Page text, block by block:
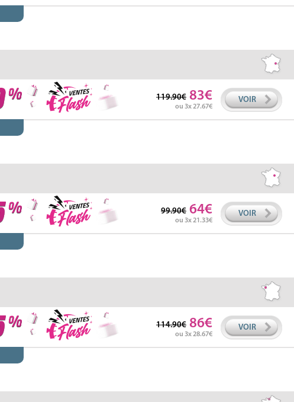
119.90 83
ou 3x 27.67
VOIR
99.90 64
ou 3x 21.33
VOIR
114.90 86
ou 3x 28.67
VOIR